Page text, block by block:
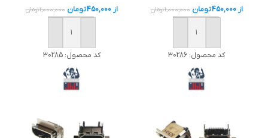
از450,000تومان 1,000,000تومان
خرید
کد محصول: 30286
از450,000تومان 1,000,000تومان
خرید
کد محصول:30285